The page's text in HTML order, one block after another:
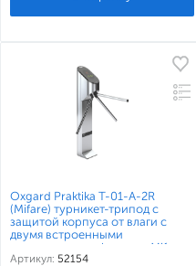
Oxgard Praktika T-01-A-2R
(Mifare) турникет-трипод с
защитой корпуса от влаги с
двумя встроенными
считывателями формата Mifare
Артикул: 52154